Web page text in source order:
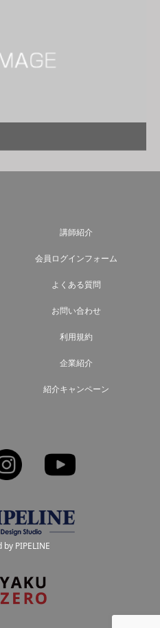
講師紹介
会員ログインフォーム
よくある質問
お問い合わせ
利用規約
企業紹介
紹介キャンペーン
Instagram
PIPELINE